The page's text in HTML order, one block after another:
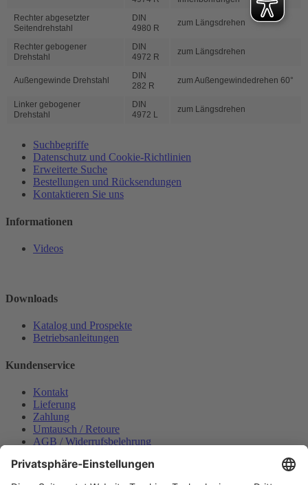
Rechter abgesetzter
Seitendrehstahl
DIN
4980 R
zum Längsdrehen
Rechter gebogener
Drehstahl
DIN
4972 R
zum Längsdrehen
Außengewinde Drehstahl
DIN
282 R
zum Außengewindedrehen 60°
Linker gebogener
Drehstahl
DIN
4972 L
zum Längsdrehen
Suchbegriffe
Datenschutz und Cookie-Richtlinien
Erweiterte Suche
Bestellungen und Rücksendungen
Kontaktieren Sie uns
Informationen
Videos
Downloads
Katalog und Prospekte
Betriebsanleitungen
Kundenservice
Kontakt
Lieferung
Zahlung
Umtausch / Retoure
AGB / Widerrufsbelehrung
Datenschutzerklärung